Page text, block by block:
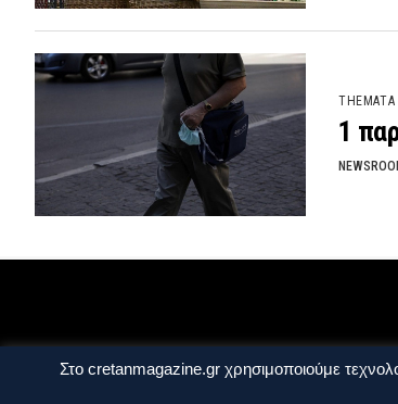
THEMATA
1
Copyright © 2014 - 2026
Στο cretanmagazine.gr χρησιμοποιούμε